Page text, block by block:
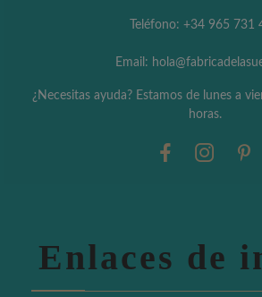
Teléfono: +34 965 731
Email:
¿Necesitas ayuda? Estamos de lunes a
horas.
Enlaces de